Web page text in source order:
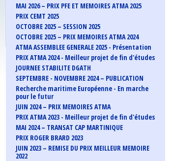
MAI 2026 – PRIX PFE ET MEMOIRES ATMA 2025
PRIX CEMT 2025
OCTOBRE 2025 – SESSION 2025
OCTOBRE 2025 – PRIX MEMOIRES ATMA 2024
ATMA ASSEMBLEE GENERALE 2025 - Présentation
PRIX ATMA 2024 - Meilleur projet de fin d'études
JOURNEE STABILITE DGATH
SEPTEMBRE - NOVEMBRE 2024 – PUBLICATION
Recherche maritime Européenne - En marche
pour le futur
JUIN 2024 – PRIX MEMOIRES ATMA
PRIX ATMA 2023 - Meilleur projet de fin d'études
MAI 2024 – TRANSAT CAP MARTINIQUE
PRIX ROGER BRARD 2023
JUIN 2023 – REMISE DU PRIX MEILLEUR MEMOIRE
2022